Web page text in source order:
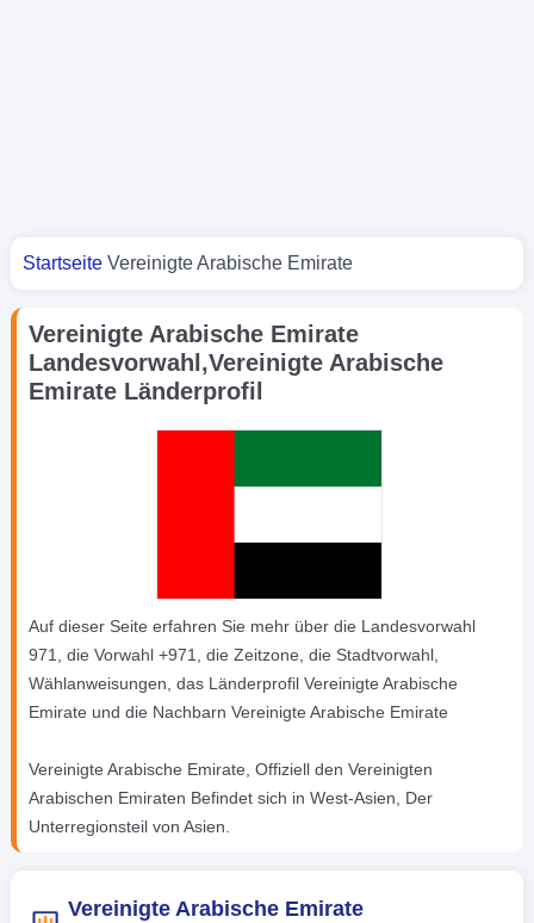
Sie sind hier
Startseite Vereinigte Arabische Emirate
Vereinigte Arabische Emirate
Landesvorwahl,Vereinigte Arabische
Emirate Länderprofil
Auf dieser Seite erfahren Sie mehr über die Landesvorwahl
971, die Vorwahl +971, die Zeitzone, die Stadtvorwahl,
Wählanweisungen, das Länderprofil Vereinigte Arabische
Emirate und die Nachbarn Vereinigte Arabische Emirate
Vereinigte Arabische Emirate, Offiziell den Vereinigten
Arabischen Emiraten Befindet sich in West-Asien, Der
Unterregionsteil von Asien.
Vereinigte Arabische Emirate